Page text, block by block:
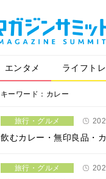
エンタメ ライフト
キーワード：カレー
旅行・グルメ
飲むカレー・無印良品・
旅行・グルメ